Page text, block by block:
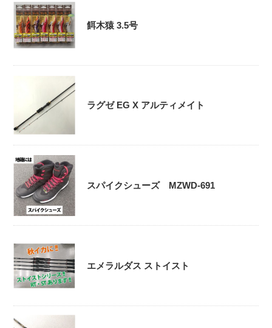
餌木猿 3.5号
ラグゼ EG X アルティメイト
スパイクシューズ MZWD-691
エメラルダス ストイスト